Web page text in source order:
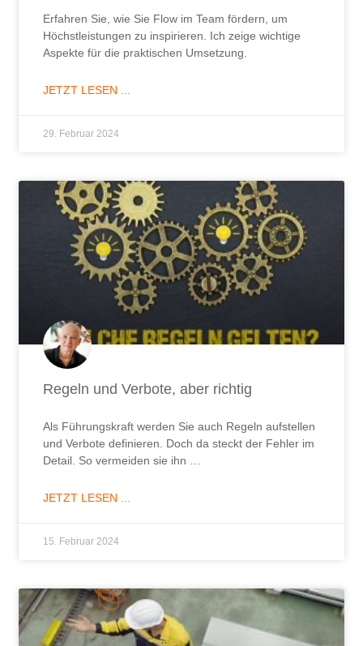
Erfahren Sie, wie Sie Flow im Team fördern, um
Höchstleistungen zu inspirieren. Ich zeige wichtige
Aspekte für die praktischen Umsetzung.
JETZT LESEN ...
29. Februar 2024
Regeln und Verbote, aber richtig
Als Führungskraft werden Sie auch Regeln aufstellen
und Verbote definieren. Doch da steckt der Fehler im
Detail. So vermeiden sie ihn …
JETZT LESEN ...
15. Februar 2024